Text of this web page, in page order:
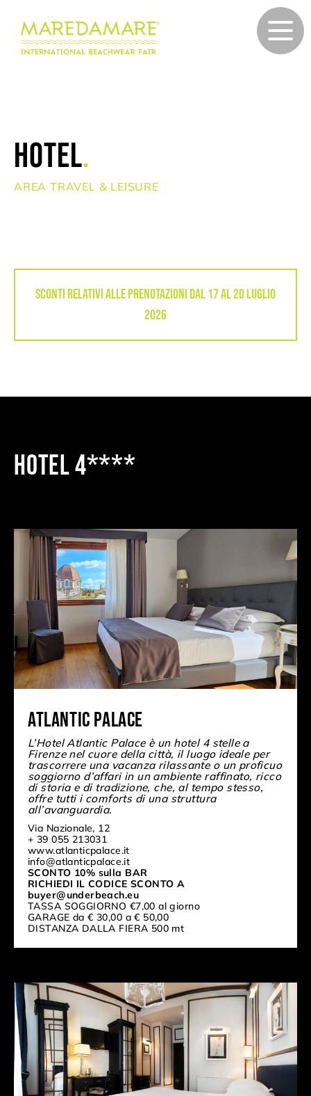
HOTEL.
AREA TRAVEL & LEISURE
SCONTI RELATIVI ALLE PRENOTAZIONI DAL 17 AL 20 LUGLIO
2026
HOTEL 4****
Atlantic Palace
L’Hotel Atlantic Palace è un hotel 4 stelle a
Firenze nel cuore della città, il luogo ideale per
trascorrere una vacanza rilassante o un proficuo
soggiorno d’affari in un ambiente raffinato, ricco
di storia e di tradizione, che, al tempo stesso,
offre tutti i comforts di una struttura
all’avanguardia.
Via Nazionale, 12
+ 39 055 213031
www.atlanticpalace.it
info@atlanticpalace.it
SCONTO 10% sulla BAR
RICHIEDI IL CODICE SCONTO A
buyer@underbeach.eu
TASSA SOGGIORNO €7,00 al giorno
GARAGE da € 30,00 a € 50,00
DISTANZA DALLA FIERA 500 mt